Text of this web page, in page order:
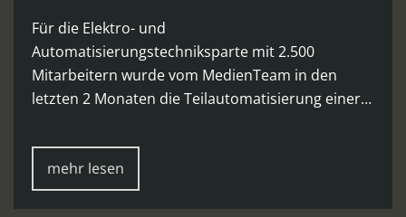
Für die Elektro- und
Automatisierungstechniksparte mit 2.500
Mitarbeitern wurde vom MedienTeam in den
letzten 2 Monaten die Teilautomatisierung einer…
mehr lesen